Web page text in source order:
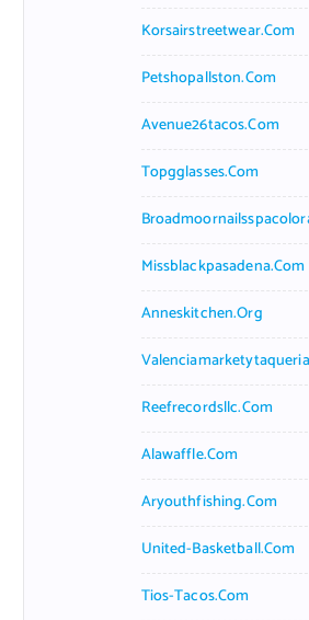
Korsairstreetwear.com
Petshopallston.com
Avenue26tacos.com
Topgglasses.com
Missblackpasadena.com
Anneskitchen.org
Reefrecordsllc.com
Alawaffle.com
Aryouthfishing.com
United-Basketball.com
Tios-Tacos.com